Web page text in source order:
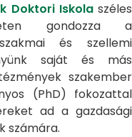
Doktori Iskolaszéles
gondozza a
és szellemi
saját és más
szakember
(PhD) fokozattal
ad a gazdasági
számára.